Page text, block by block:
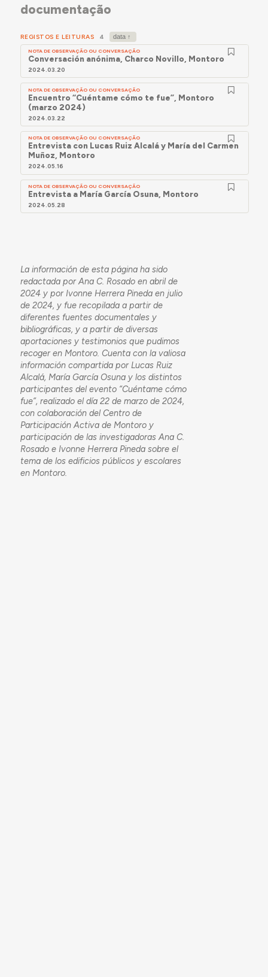
documentação
REGISTOS E LEITURAS 4
NOTA DE OBSERVAÇÃO OU CONVERSAÇÃO
Conversación anónima, Charco Novillo, Montoro
2024.03.20
NOTA DE OBSERVAÇÃO OU CONVERSAÇÃO
Encuentro “Cuéntame cómo te fue”, Montoro
(marzo 2024)
2024.03.22
NOTA DE OBSERVAÇÃO OU CONVERSAÇÃO
Entrevista con Lucas Ruiz Alcalá y María del Carmen
Muñoz, Montoro
2024.05.16
NOTA DE OBSERVAÇÃO OU CONVERSAÇÃO
Entrevista a María García Osuna, Montoro
2024.05.28
La información de esta página ha sido
redactada por Ana C. Rosado en abril de
2024 y porIvonne Herrera Pineda en julio
de 2024, y fue recopilada a partir de
diferentes fuentes documentales y
bibliográficas, y a partirde diversas
aportaciones y testimonios que pudimos
recoger en Montoro. Cuenta con la valiosa
información compartida por Lucas Ruiz
Alcalá, María García Osuna y los distintos
participantes del evento “Cuéntame cómo
fue”, realizado el día 22 de marzo de 2024,
con colaboración del Centro de
Participación Activa de Montoro y
participación de las investigadoras Ana C.
Rosado e Ivonne Herrera Pineda sobre el
tema de los edificios públicos y escolares
en Montoro.